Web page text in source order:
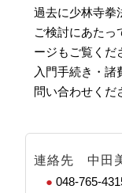
過去に少林寺拳
ご検討にあたっ
ージもご覧くだ
入門手続き・諸
問い合わせくだ
連絡先 中田
● 048-765-